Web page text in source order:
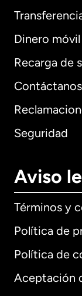
Dinero móvil
Recarga de
Contáctanos
Seguridad
Aviso
Términos y
Política de
Política de
Aceptación